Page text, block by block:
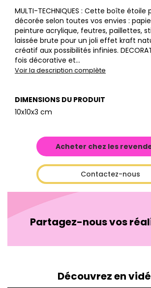
MULTI-TECHNIQUES : Cette boîte
décorée selon toutes vos envies :
peinture acrylique, feutres, paillettes,
laissée brute pour un joli effet kraft
créatif aux possibilités infinies.
fois décorative et...
Voir la description complète
DIMENSIONS DU PRODUIT
10x10x3 cm
Acheter chez les
Contactez-nous
Partagez-nous vos
Découvrez en